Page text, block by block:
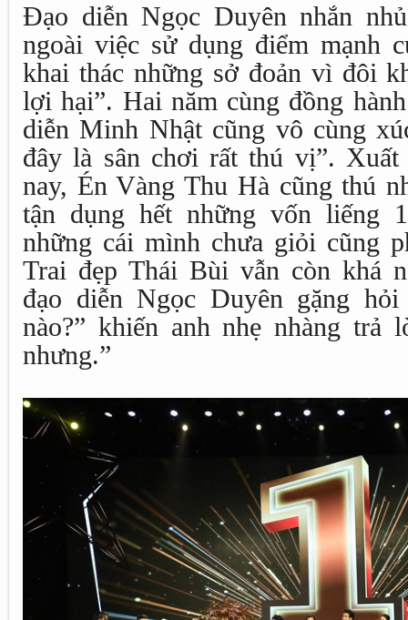
Đạo diễn Ngọc Duyên nhắn
ngoài việc sử dụng điểm mạnh
khai thác những sở đoản vì đôi
lợi hại”. Hai năm cùng đồng
diễn Minh Nhật cũng vô cùng
đây là sân chơi rất thú vị”.
nay, Én Vàng Thu Hà cũng thú
tận dụng hết những vốn liếng
những cái mình chưa giỏi cũng
Trai đẹp Thái Bùi vẫn còn khá
đạo diễn Ngọc Duyên gặng
nào?” khiến anh nhẹ nhàng trả
nhưng.”